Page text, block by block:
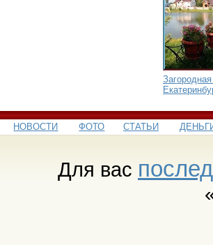
НОВОСТИ ФОТО СТАТЬИ
Для вас